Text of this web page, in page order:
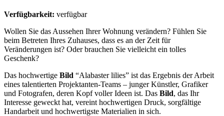
Verfügbarkeit: verfügbar
Wollen Sie das Aussehen Ihrer Wohnung verändern? Fühlen Sie
beim Betreten Ihres Zuhauses, dass es an der Zeit für
Veränderungen ist? Oder brauchen Sie vielleicht ein tolles
Geschenk?
Das hochwertige Bild “Alabaster lilies” ist das Ergebnis der Arbeit
eines talentierten Projektanten-Teams – junger Künstler, Grafiker
und Fotografen, deren Kopf voller Ideen ist. Das Bild, das Ihr
Interesse geweckt hat, vereint hochwertigen Druck, sorgfältige
Handarbeit und hochwertigste Materialien in sich.